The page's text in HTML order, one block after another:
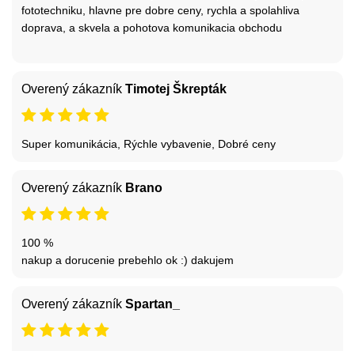
fototechniku, hlavne pre dobre ceny, rychla a spolahliva
doprava, a skvela a pohotova komunikacia obchodu
Overený zákazník Timotej Škrepták
Super komunikácia, Rýchle vybavenie, Dobré ceny
Overený zákazník Brano
100 %
nakup a dorucenie prebehlo ok :) dakujem
Overený zákazník Spartan_